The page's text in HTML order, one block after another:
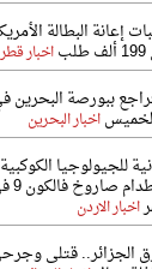
إعانة البطالة
اخبار قطر
ببورصة البحرين
اخبار البحرين
للجيولوجيا
اخبار الاردن
الجزائر.. قتلى